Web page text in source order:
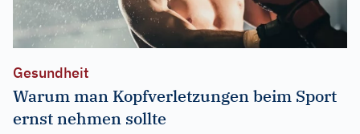
Gesundheit
Warum man Kopfverletzungen beim Sport
ernst nehmen sollte